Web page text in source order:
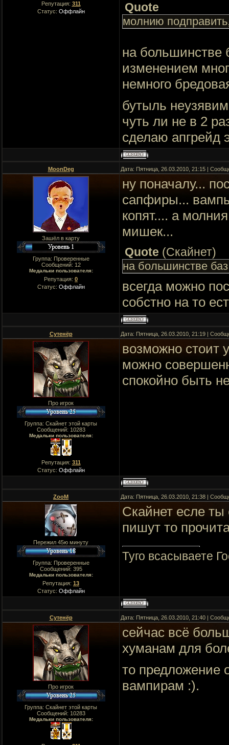
Репутация: 311
Статус: Оффлайн Quote
молнию
на большинстве
изменением
немного
бутыль
чуть ли не в 2
сделаю апгрейд
MoonDeg Дата: Пятница, 26.03.2010, 21:15 |
Зашёл в карту
Группа: Проверенные
Сообщений: 12
Медальки пользователя:
Репутация: 0
Статус: Оффлайн
ну поначалу...
сапфиры...
копят.... а
мишек...
Quote (Скайнет)
на большинстве
всегда можно
собстно на то
Сутенёр Дата: Пятница, 26.03.2010, 21:19 |
Про игрок
Группа: Скайнет этой карты
Сообщений: 10283
Медальки пользователя:
Репутация: 311
Статус: Оффлайн
возможно стоит
можно
спокойно быть
ZooM Дата: Пятница, 26.03.2010, 21:38 |
Пережил 45ю минуту
Группа: Проверенные
Сообщений: 395
Медальки пользователя:
Репутация: 13
Статус: Оффлайн
Скайнет есле
пишут то
Туго всасываете
Сутенёр Дата: Пятница, 26.03.2010, 21:40 |
Про игрок
Группа: Скайнет этой карты
Сообщений: 10283
Медальки пользователя:
сейчас всё
хуманам для
то предложение
вампирам :).